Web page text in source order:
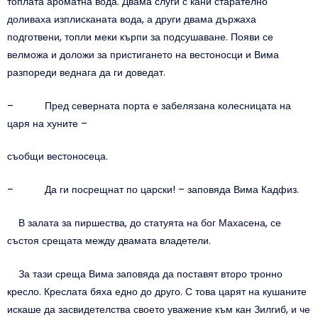
доливаха изплисканата вода, а други двама държаха
подготвени, топли меки кърпи за подсушаване. Появи се
велможа и доложи за пристигането на вестоносци и Вима
разпореди веднага да ги доведат.
– Пред северната порта е забелязана колесницата на
царя на хуните –
съобщи вестоносеца.
– Да ги посрещнат по царски! – заповяда Вима Кадфиз.
В залата за пиршества, до статуята на бог Махасена, се
състоя срещата между двамата владетели.
За тази среща Вима заповяда да поставят второ тронно
кресло. Креслата бяха едно до друго. С това царят на кушаните
искаше да засвидетелства своето уважение към кан Зилгиб, и че